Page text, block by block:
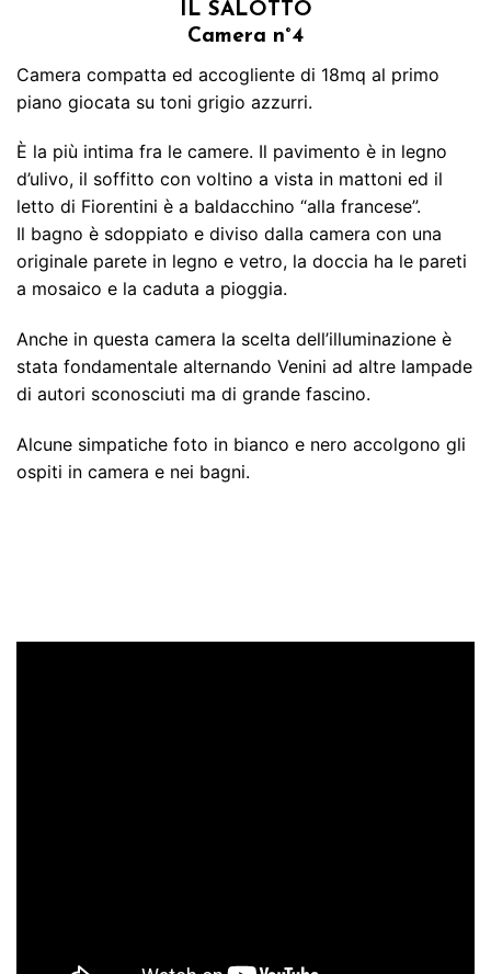
IL SALOTTO
Camera n°4
Camera compatta ed accogliente di 18mq al primo
piano giocata su toni grigio azzurri.
È la più intima fra le camere. Il pavimento è in legno
d’ulivo, il soffitto con voltino a vista in mattoni ed il
letto di Fiorentini è a baldacchino “alla francese”.
Il bagno è sdoppiato e diviso dalla camera con una
originale parete in legno e vetro, la doccia ha le pareti
a mosaico e la caduta a pioggia.
Anche in questa camera la scelta dell’illuminazione è
stata fondamentale alternando Venini ad altre lampade
di autori sconosciuti ma di grande fascino.
Alcune simpatiche foto in bianco e nero accolgono gli
ospiti in camera e nei bagni.